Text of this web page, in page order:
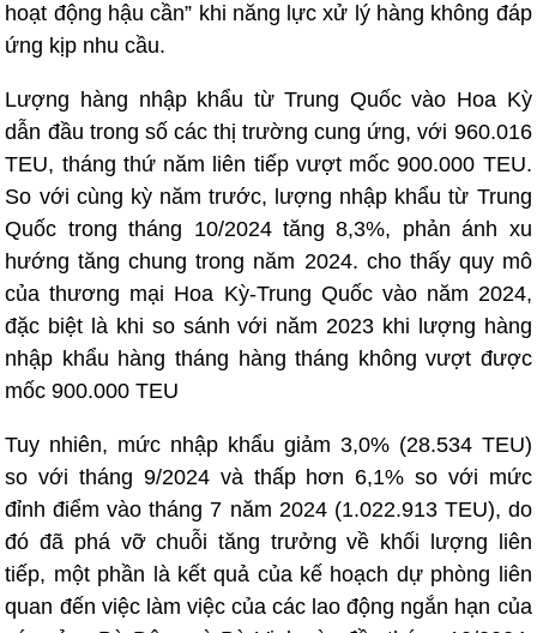
hoạt động hậu cần” khi năng lực xử lý hàng không đáp
ứng kịp nhu cầu.
Lượng hàng nhập khẩu từ Trung Quốc vào Hoa Kỳ
dẫn đầu trong số các thị trường cung ứng, với 960.016
TEU, tháng thứ năm liên tiếp vượt mốc 900.000 TEU.
So với cùng kỳ năm trước, lượng nhập khẩu từ Trung
Quốc trong tháng 10/2024 tăng 8,3%, phản ánh xu
hướng tăng chung trong năm 2024. cho thấy quy mô
của thương mại Hoa Kỳ-Trung Quốc vào năm 2024,
đặc biệt là khi so sánh với năm 2023 khi lượng hàng
nhập khẩu hàng tháng hàng tháng không vượt được
mốc 900.000 TEU
Tuy nhiên, mức nhập khẩu giảm 3,0% (28.534 TEU)
so với tháng 9/2024 và thấp hơn 6,1% so với mức
đỉnh điểm vào tháng 7 năm 2024 (1.022.913 TEU), do
đó đã phá vỡ chuỗi tăng trưởng về khối lượng liên
tiếp, một phần là kết quả của kế hoạch dự phòng liên
quan đến việc làm việc của các lao động ngắn hạn của